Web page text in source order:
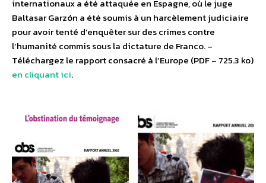
internationaux a été attaquée en Espagne, où le juge
Baltasar Garzón a été soumis à un harcèlement judiciaire
pour avoir tenté d’enquêter sur des crimes contre
l’humanité commis sous la dictature de Franco. –
Téléchargez le rapport consacré à l’Europe (PDF – 725.3 ko)
en cliquant ici.